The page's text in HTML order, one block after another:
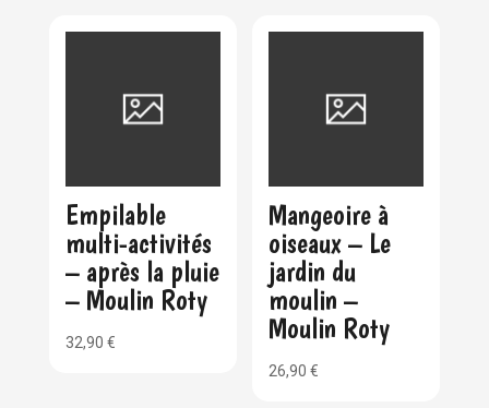
Empilable
multi-activités
– après la pluie
– Moulin Roty
32,90 €
Mangeoire à
oiseaux – Le
jardin du
moulin –
Moulin Roty
26,90€